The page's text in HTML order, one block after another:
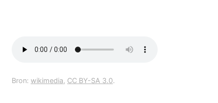
Bron: wikimedia, CC BY-SA 3.0.